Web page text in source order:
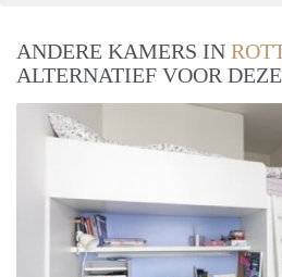
ANDERE KAMERS IN
ALTERNATIEF VOOR